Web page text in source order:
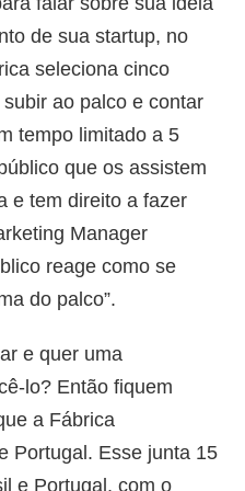
de sua startup, no
seleciona cinco
ao palco e contar
tempo limitado a 5
que os assistem
e tem direito a fazer
Manager
reage como se
do palco”.
e quer uma
lo? Então fiquem
a Fábrica
Portugal. Esse junta 15
e Portugal, com o